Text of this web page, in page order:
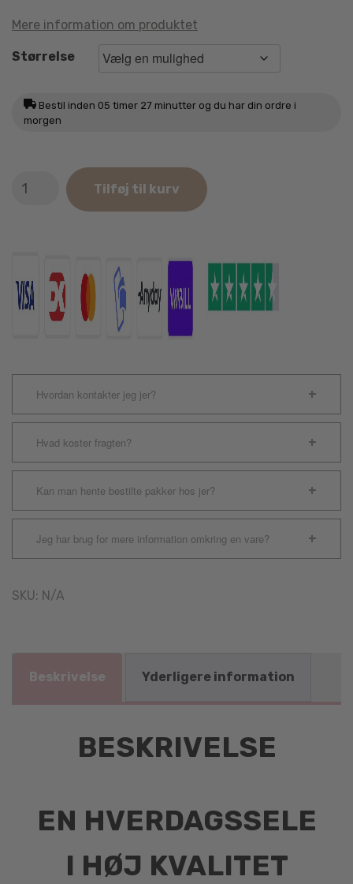
Mere information om produktet
Størrelse
Bestil inden 05 timer 27 minutter og du har din ordre i
morgen
Copenhagen
Tilføj til kurv
Hvordan kontakter jeg jer?
Hvad koster fragten?
Kan man hente bestilte pakker hos jer?
Jeg har brug for mere information omkring en vare?
SKU: N/A
Beskrivelse Yderligere information
BESKRIVELSE
EN HVERDAGSSELE
I HØJ KVALITET